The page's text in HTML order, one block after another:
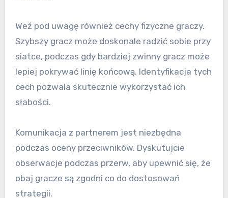
Weź pod uwagę również cechy fizyczne graczy.
Szybszy gracz może doskonale radzić sobie przy
siatce, podczas gdy bardziej zwinny gracz może
lepiej pokrywać linię końcową. Identyfikacja tych
cech pozwala skutecznie wykorzystać ich
słabości.
Komunikacja z partnerem jest niezbędna
podczas oceny przeciwników. Dyskutujcie
obserwacje podczas przerw, aby upewnić się, że
obaj gracze są zgodni co do dostosowań
strategii.